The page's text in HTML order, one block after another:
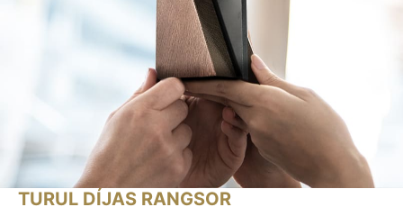
TURUL DÍJAS RANGSOR